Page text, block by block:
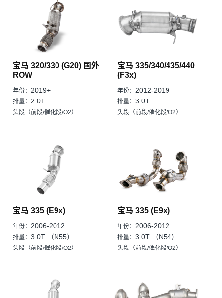
宝马 320/330 (G20) 国外
ROW
年份：2019+
排量：2.0T
头段（前段/催化段/O2）
宝马 335/340/435/440
(F3x)
年份：2012-2019
排量：3.0T
头段（前段/催化段/O2）
宝马 335 (E9x)
年份：2006-2012
排量：3.0T （N55）
头段（前段/催化段/O2）
宝马 335 (E9x)
年份：2006-2012
排量：3.0T （N54）
头段（前段/催化段/O2）